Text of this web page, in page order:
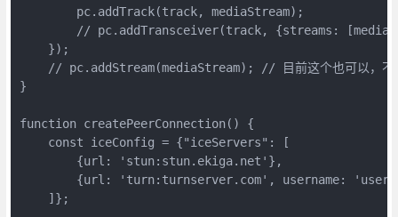
        pc.addTrack(track, mediaStream);
// pc.addTransceiver(track, {streams:
    });
// pc.addStream(mediaStream); // 目前这个也可以，不
}
function createPeerConnection() {
    const iceConfig = {"iceServers": [
        {url: 'stun:stun.ekiga.net'},
{url: 'turn:turnserver.com', username:
    ]};